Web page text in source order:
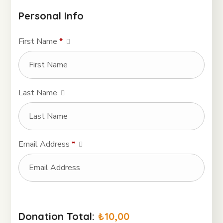
Personal Info
First Name*
Last Name
Email Address*
Donation Total: ₺10,00